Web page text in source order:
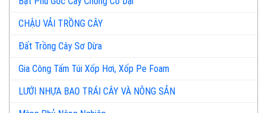
CHẬU VẢI TRỒNG CÂY
Đất Trồng Cây Sơ Dừa
Gia Công Tấm Túi Xốp Hơi, Xốp Pe Foam
LƯỚI NHỰA BAO TRÁI CÂY VÀ NÔNG SẢN